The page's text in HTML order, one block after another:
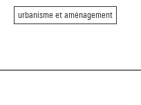
urbanisme et aménagement